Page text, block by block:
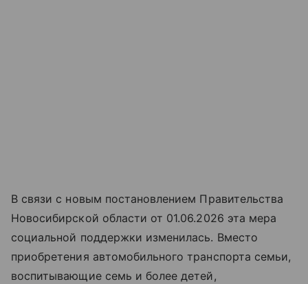
В связи с новым постановлением Правительства
Новосибирской области от 01.06.2026 эта мера
социальной поддержки изменилась. Вместо
приобретения автомобильного транспорта семьи,
воспитывающие семь и более детей,